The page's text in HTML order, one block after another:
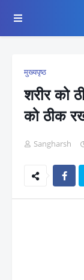
मुख्यपृष्ठ
शरीर को
को ठीक
Sangharsh